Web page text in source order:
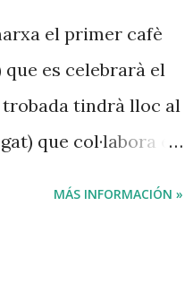
el primer cafè
es celebrarà el
trobada tindrà lloc al
que col·labora en
MÁS INFORMACIÓN »